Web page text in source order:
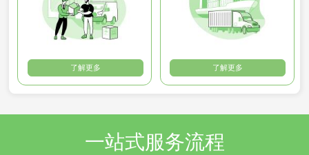
了解更多 了解更多
一站式服务流程